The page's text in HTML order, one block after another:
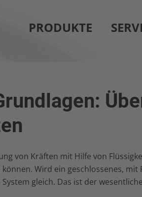
PRODUKTE
von Kräften mit Hilfe von
Wird ein geschlossenes,
gleich. Das ist der